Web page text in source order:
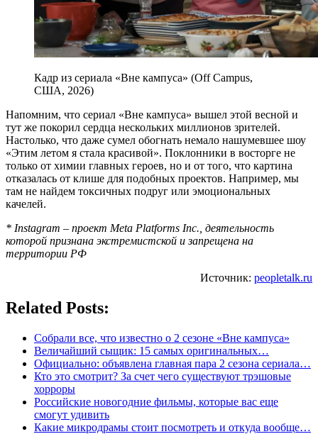
Кадр из сериала «Вне кампуса» (Off Campus,
США, 2026)
Напомним, что сериал «Вне кампуса» вышел этой весной и
тут же покорил сердца нескольких миллионов зрителей.
Настолько, что даже сумел обогнать немало нашумевшее шоу
«Этим летом я стала красивой». Поклонники в восторге не
только от химии главных героев, но и от того, что картина
отказалась от клише для подобных проектов. Например, мы
там не найдем токсичных подруг или эмоциональных
качелей.
* Instagram – проект Meta Platforms Inc., деятельность
которой признана экстремистской и запрещена на
территории РФ
Источник: peopletalk.ru
Related Posts:
Собрали все, что известно о 2 сезоне «Вне кампуса»
Величайший сыщик: 15 самых оригинальных…
Официально: объявлена главная пара 2 сезона сериала…
Кто это смотрит? За счет чего существуют трэшовые
хорроры
Российские новогодние фильмы, которые вас еще
смогут удивить
Какие микродрамы стоит посмотреть и откуда вообще…